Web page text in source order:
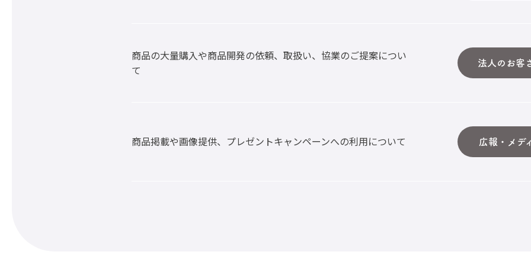
商品の大量購入や商品開発の依頼、取扱い、協業のご提案につい
て
法人のお客
商品掲載や画像提供、プレゼントキャンペーンへの利用について 広報・メデ